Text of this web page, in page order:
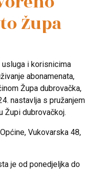
Župa
i korisnicima
abonamenata,
Župa dubrovačka,
nastavlja s pružanjem
Župi dubrovačkoj.
Vukovarska 48,
je od ponedjeljka do